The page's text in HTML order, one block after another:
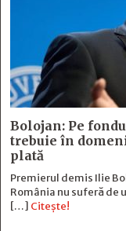
Bolojan: Pe
trebuie în
plată
Premierul demis Ilie
România nu suferă de
[…] Citește!